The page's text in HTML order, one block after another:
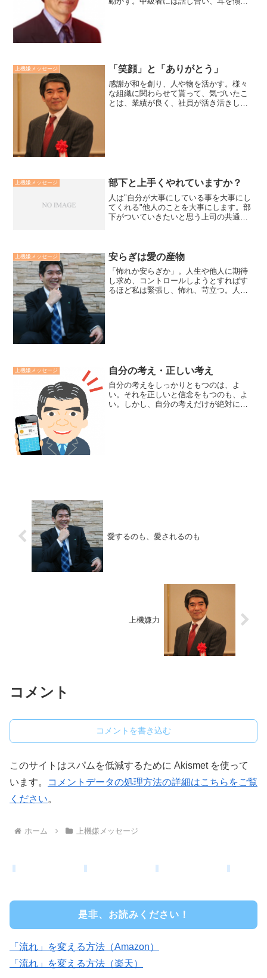
上機嫌メッセージ 「笑顔」と「ありがとう」
感謝が和を創り、人や物を活かす。様々
な組織に関わらせて貰って、気づいたこ
とは、業績が良く、社員が活き活きして
上機嫌メッセージ 部下と上手くやれていますか？
人は"自分が大事にしている事を大事にし
てくれる"他人のことを大事にします。部
下がついていきたいと思う上司の共通点
族構成、趣味、夢を知...
上機嫌メッセージ 安らぎは愛の産物
「怖れか安らぎか」。人生や他人に期待
し求め、コントロールしようとすればす
るほど私は緊張し、怖れ、苛立つ。人生
上機嫌メッセージ 自分の考え・正しい考え
自分の考えをしっかりともつのは、よ
い。それを正しいと信念をもつのも、よ
い。しかし、自分の考えだけが絶対に正
愛するのも、愛されるのも
上機嫌力
コメント
コメントを書き込む
このサイトはスパムを低減するために Akismet を使って
います。
コメントデータの処理方法の詳細はこちらをご覧
ください。
ホーム 上機嫌メッセージ
是非、お読みください！
「流れ」を変える方法（Amazon）
「流れ」を変える方法（楽天）